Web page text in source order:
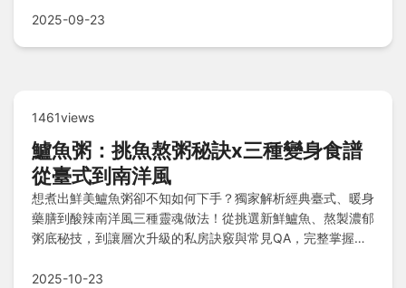
2025-09-23
1461views
鱸魚粥：挑魚熬粥秘訣x三種變身食譜
從臺式到南洋風
想煮出鮮美鱸魚粥卻不知如何下手？獨家解析經典臺式、暖身
藥膳到酸辣南洋風三種靈魂做法！從挑選新鮮鱸魚、熬製濃郁
粥底秘技，到讓層次升級的私房訣竅與常見QA，完整掌握讓
次滿足！
2025-10-23